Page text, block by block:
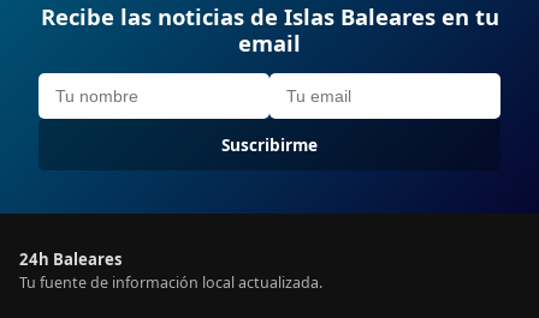
Recibe las noticias de Islas Baleares en tu
email
Suscribirme
24h Baleares
Tu fuente de información local actualizada.